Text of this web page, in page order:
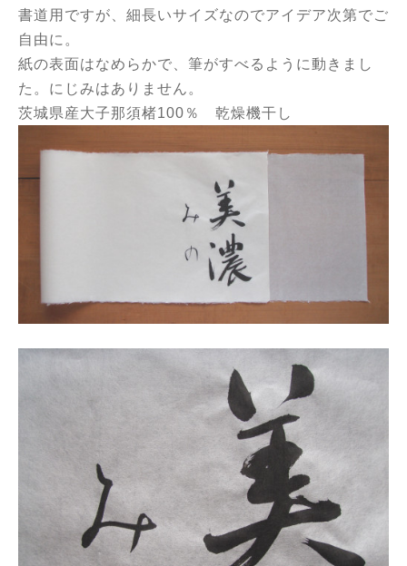
書道用ですが、細長いサイズなのでアイデア次第でご
自由に。
紙の表面はなめらかで、筆がすべるように動きまし
た。にじみはありません。
茨城県産大子那須楮100％ 乾燥機干し